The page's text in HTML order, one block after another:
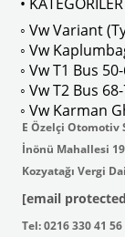
VWCC Parça No : 6-
◦ Vw Variant
◦ Vw
◦ Vw T1 Bus
◦ Vw T2 Bus
◦ Vw Karman
E Özelçi Otomotiv
İnönü Mahallesi
Kozyatağı Vergi
[email
Tel: 0216 330 41 56